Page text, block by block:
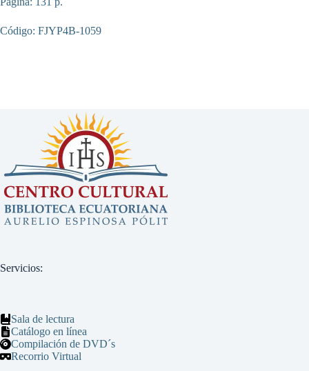
Código: FJYP4B-1059
Servicios:
Sala de lectura
Catálogo en línea
Compilación de DVD´s
Recorrio Virtual